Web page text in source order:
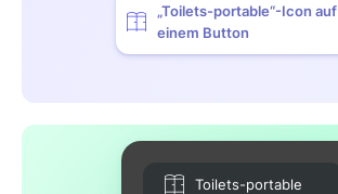
„Toilets-portable“-Icon auf
einem Button
Toilets-portable